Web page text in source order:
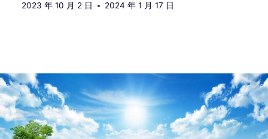
2023 年 10 月 2 日 2024 年 1 月 17 日